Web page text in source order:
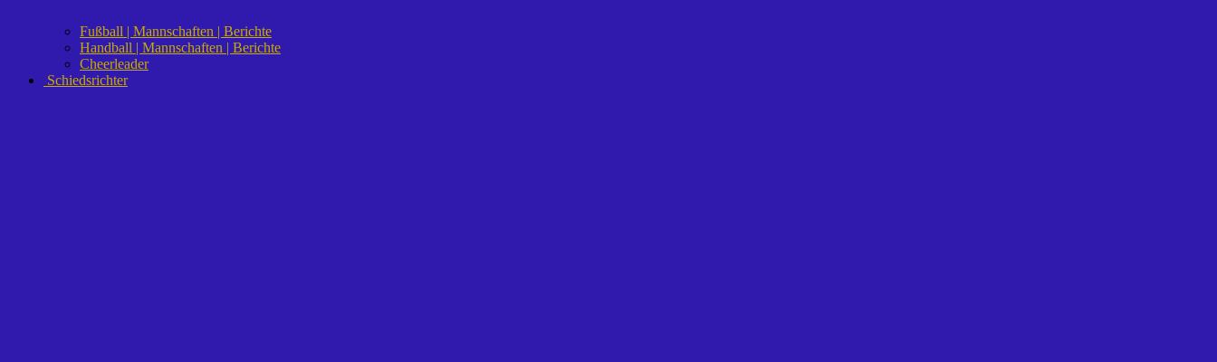
Fußball | Mannschaften | Berichte
Handball | Mannschaften | Berichte
Cheerleader
Schiedsrichter